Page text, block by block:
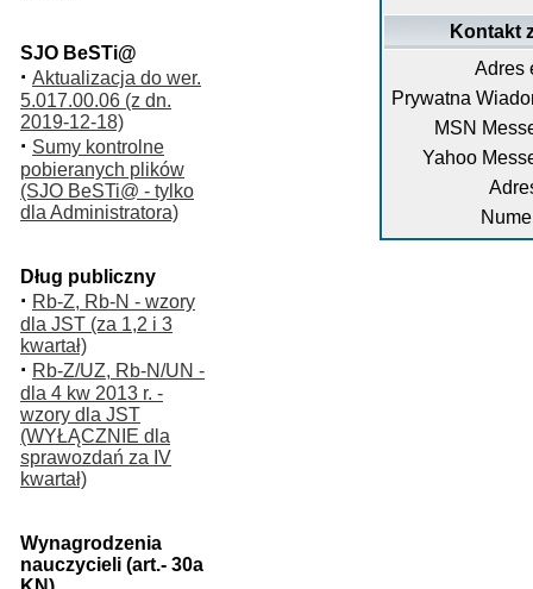
SJO BeSTi@
· Aktualizacja do wer.
5.017.00.06 (z dn.
2019-12-18)
· Sumy kontrolne
pobieranych plików
(SJO BeSTi@ - tylko
dla Administratora)
Dług publiczny
· Rb-Z, Rb-N - wzory
dla JST (za 1,2 i 3
kwartał)
· Rb-Z/UZ, Rb-N/UN -
dla 4 kw 2013 r. -
wzory dla JST
(WYŁĄCZNIE dla
sprawozdań za IV
kwartał)
Wynagrodzenia
nauczycieli (art.- 30a
Kontakt
Adres
Prywatna
MSN
Yahoo